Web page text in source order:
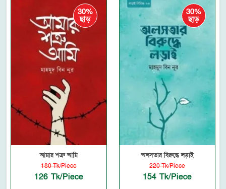
30%
ছাড়
আমার শত্রু আমি
180 Tk/Piece
126 Tk/Piece
30%
ছাড়
অলসতার বিরুদ্ধে লড়াই
220 Tk/Piece
154 Tk/Piece